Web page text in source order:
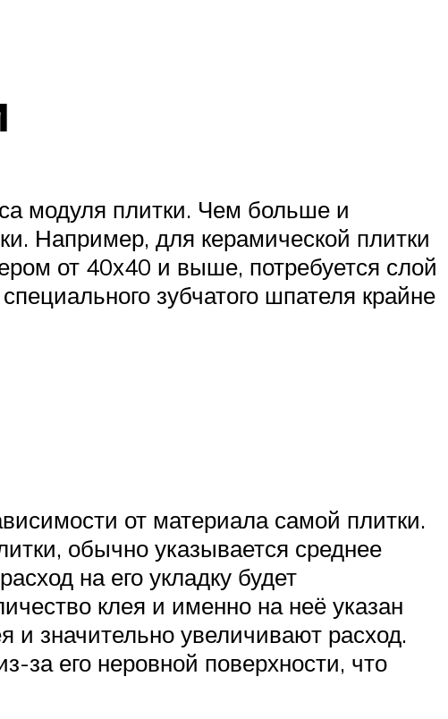
модуля плитки. Чем больше и
Например, для керамической плитки
от 40х40 и выше, потребуется слой
зубчатого шпателя крайне
от материала самой плитки.
обычно указывается среднее
на его укладку будет
клея и именно на неё указан
и значительно увеличивают расход.
за его неровной поверхности, что